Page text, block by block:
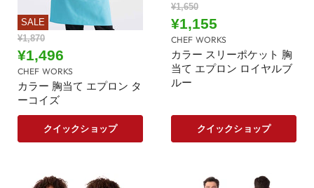
SALE
元
の
価
格
¥1,870
現
在
の
価
格
¥1,496
CHEF WORKS
カラー 胸当て エプロン タ
ーコイズ
クイックショップ
元
の
価
格
¥1,650
現
在
の
価
格
¥1,155
CHEF WORKS
カラー スリーポケット 胸
当て エプロン ロイヤルブ
ルー
クイックショップ